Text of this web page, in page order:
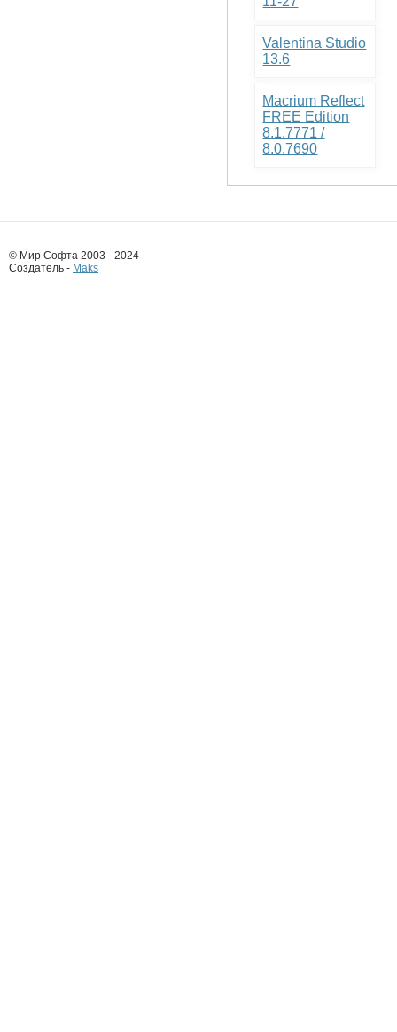
Valentina Studio
13.6
Macrium Reflect
FREE Edition
8.1.7771 /
8.0.7690
© Мир Софта 2003 - 2024
Создатель - Maks